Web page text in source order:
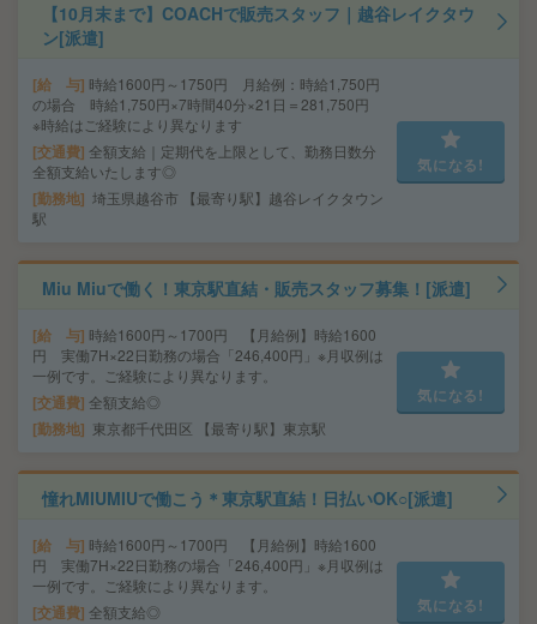
【10月末まで】COACHで販売スタッフ｜越谷レイクタウ
ン[派遣]
給 与 時給1600円～1750円 月給例：時給1,750円
の場合 時給1,750円×7時間40分×21日＝281,750円
※時給はご経験により異なります
交通費 全額支給｜定期代を上限として、勤務日数分
全額支給いたします◎
勤務地 埼玉県越谷市 【最寄り駅】越谷レイクタウン
駅
気になる!
Miu Miuで働く！東京駅直結・販売スタッフ募集！[派遣]
給 与 時給1600円～1700円 【月給例】時給1600
円 実働7H×22日勤務の場合「246,400円」※月収例は
一例です。ご経験により異なります。
交通費 全額支給◎
勤務地 東京都千代田区 【最寄り駅】東京駅
気になる!
憧れMIUMIUで働こう＊東京駅直結！日払いOK○[派遣]
給 与 時給1600円～1700円 【月給例】時給1600
円 実働7H×22日勤務の場合「246,400円」※月収例は
一例です。ご経験により異なります。
交通費 全額支給◎ 気になる!